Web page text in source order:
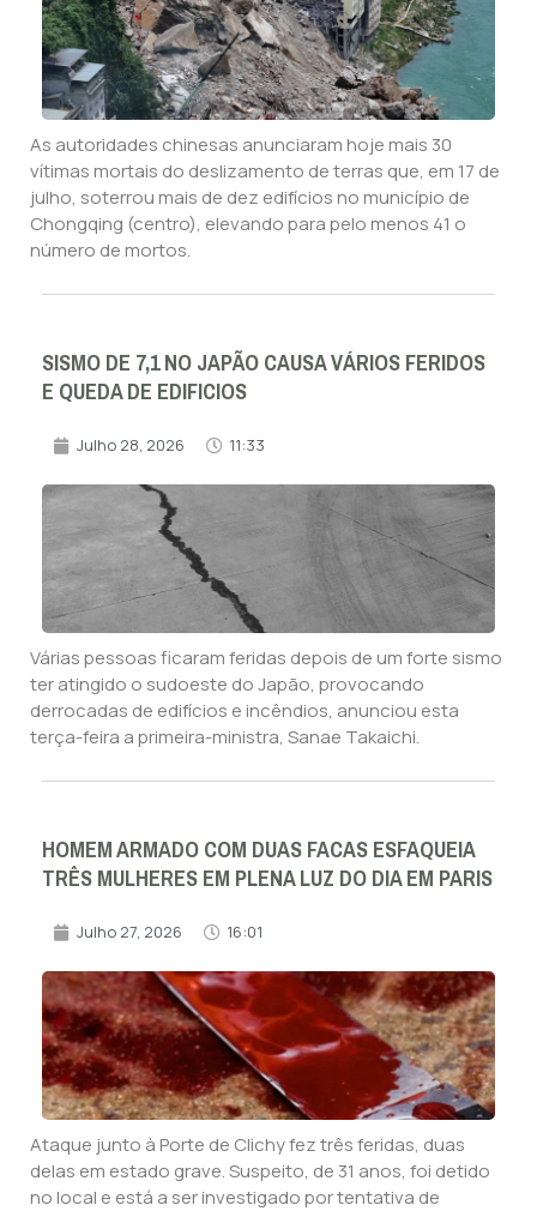
As autoridades chinesas anunciaram hoje mais 30
vítimas mortais do deslizamento de terras que, em 17 de
julho, soterrou mais de dez edifícios no município de
Chongqing (centro), elevando para pelo menos 41 o
número de mortos.
SISMO DE 7,1 NO JAPÃO CAUSA VÁRIOS FERIDOS
E QUEDA DE EDIFICIOS
Julho 28, 2026 11:33
Várias pessoas ficaram feridas depois de um forte sismo
ter atingido o sudoeste do Japão, provocando
derrocadas de edifícios e incêndios, anunciou esta
terça-feira a primeira-ministra, Sanae Takaichi.
HOMEM ARMADO COM DUAS FACAS ESFAQUEIA
TRÊS MULHERES EM PLENA LUZ DO DIA EM PARIS
Julho 27, 2026 16:01
Ataque junto à Porte de Clichy fez três feridas, duas
delas em estado grave. Suspeito, de 31 anos, foi detido
no local e está a ser investigado por tentativa de